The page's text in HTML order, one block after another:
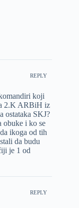
REPLY
koji
2.K ARBiH iz
ostataka SKJ?
obuke i ko se
ikoga od tih
da budu
je 1 od
REPLY